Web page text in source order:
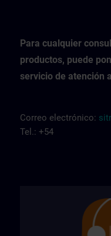
Para cualquier
productos, puede
servicio de atención
Correo electrónico:
Tel.: +54